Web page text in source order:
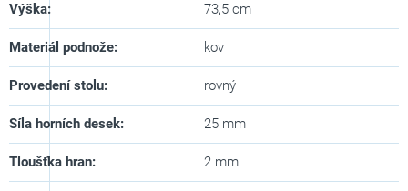
Výška: 73,5 cm
Materiál podnože: kov
Provedení stolu: rovný
Síla horních desek: 25 mm
Tloušťka hran: 2 mm